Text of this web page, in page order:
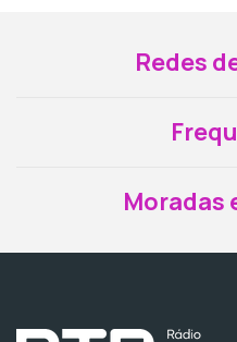
Redes
Moradas